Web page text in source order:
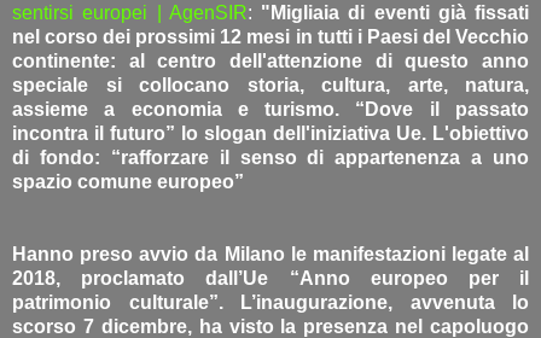
sentirsi europei | AgenSIR: "Migliaia di eventi già fissati
nel corso dei prossimi 12 mesi in tutti i Paesi del Vecchio
continente: al centro dell'attenzione di questo anno
speciale si collocano storia, cultura, arte, natura,
assieme a economia e turismo. “Dove il passato
incontra il futuro” lo slogan dell'iniziativa Ue. L'obiettivo
di fondo: “rafforzare il senso di appartenenza a uno
spazio comune europeo”
Hanno preso avvio da Milano le manifestazioni legate al
2018, proclamato dall’Ue “Anno europeo per il
patrimonio culturale”. L’inaugurazione, avvenuta lo
scorso 7 dicembre, ha visto la presenza nel capoluogo